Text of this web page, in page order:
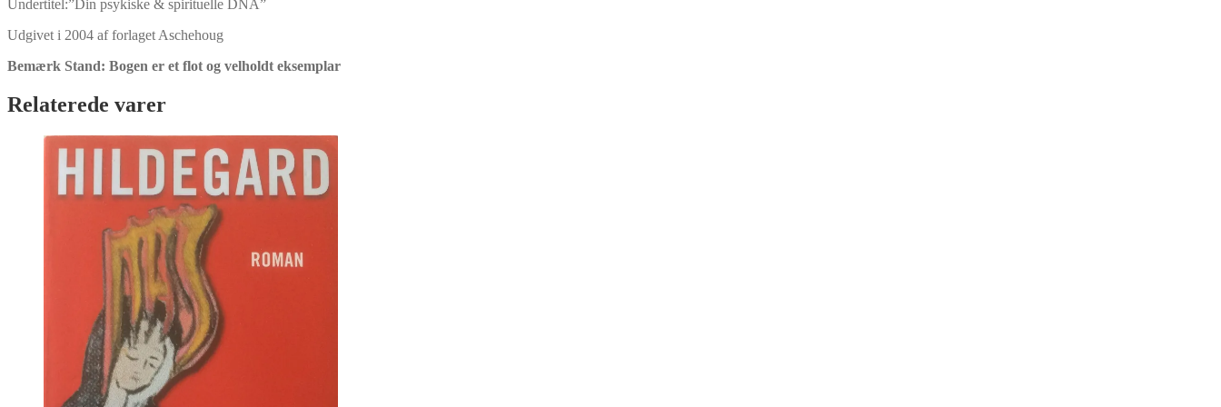
Undertitel:”Din psykiske & spirituelle DNA”
Udgivet i 2004 af forlaget Aschehoug
Bemærk Stand: Bogen er et flot og velholdt eksemplar
Relaterede varer